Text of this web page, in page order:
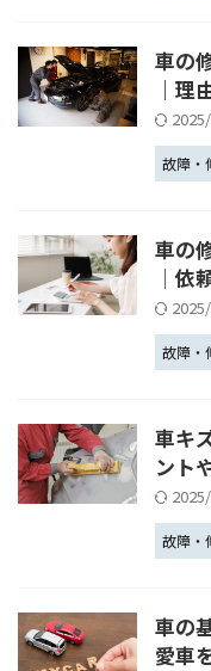
車の
｜理
故障・
車の
│依
故障・
車キ
ント
故障・
車の
愛車